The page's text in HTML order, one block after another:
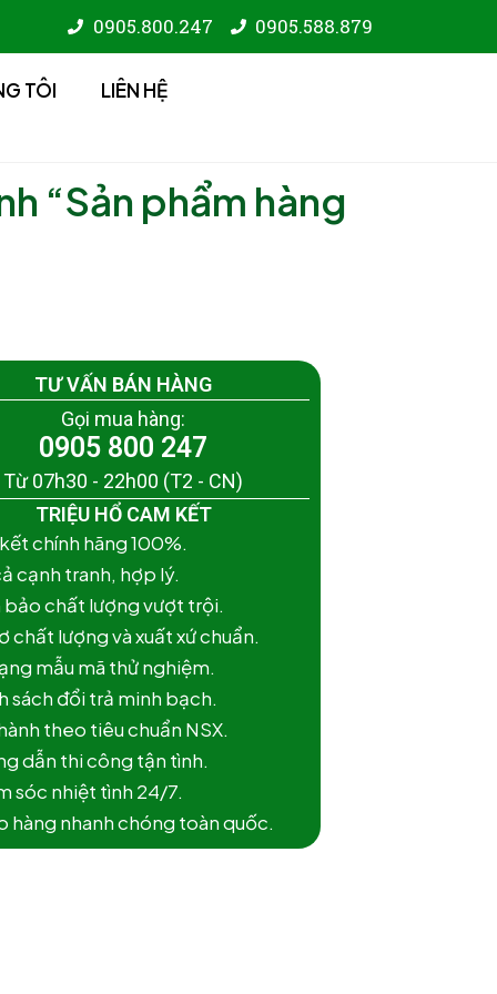
0905.800.247 0905.588.879
TÔI LIÊN HỆ
“Sản phẩm hàng
TƯ VẤN BÁN HÀNG
Gọi mua hàng:
0905 800 247
Từ 07h30 - 22h00 (T2 - CN)
TRIỆU HỔ CAM KẾT
chính hãng 100%.
cạnh tranh, hợp lý.
chất lượng vượt trội.
chất lượng và xuất xứ chuẩn.
mẫu mã thử nghiệm.
sách đổi trả minh bạch.
theo tiêu chuẩn NSX.
dẫn thi công tận tình.
sóc nhiệt tình 24/7.
hàng nhanh chóng toàn quốc.